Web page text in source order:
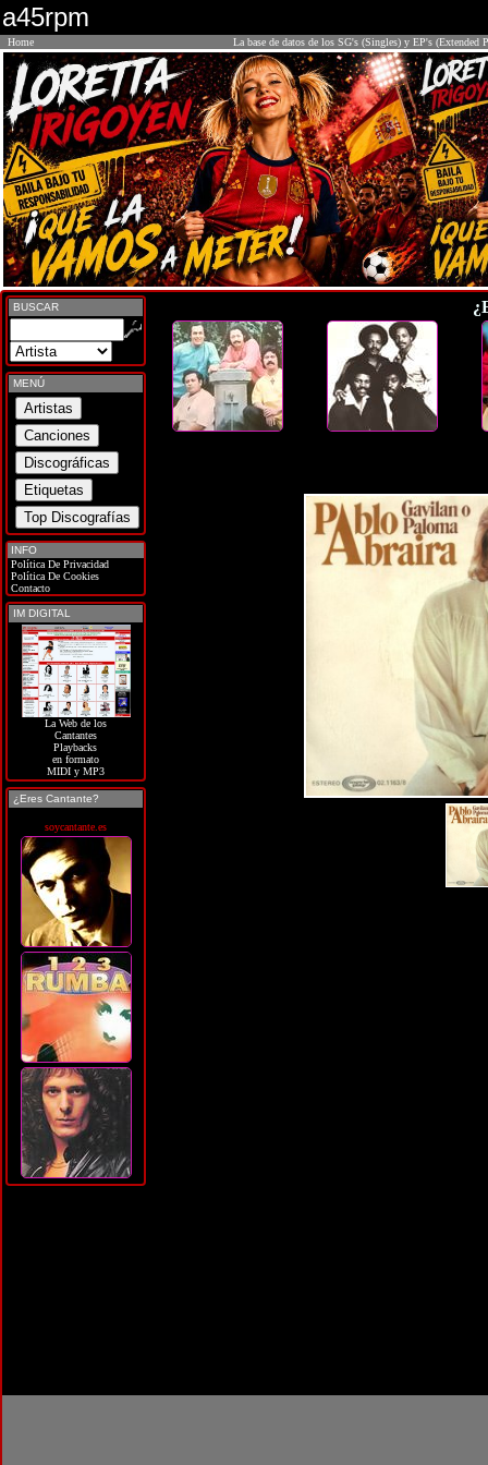
a45rpm
Home La base de datos de los SG's (Singles) y EP's (Extended
BUSCAR
MENÚ
INFO
Política De Privacidad
Política De Cookies
Contacto
IM DIGITAL
La Web de los
Cantantes
Playbacks
en formato
MIDI y MP3
¿Eres Cantante?
soycantante.es